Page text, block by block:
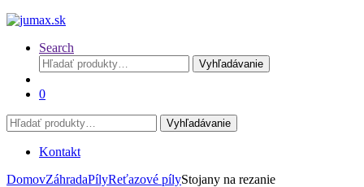
Search
Hľadať:
Vyhľadávanie
0
Hľadať:
Vyhľadávanie
Kontakt
DomovZáhradaPílyReťazové pílyStojany na rezanie